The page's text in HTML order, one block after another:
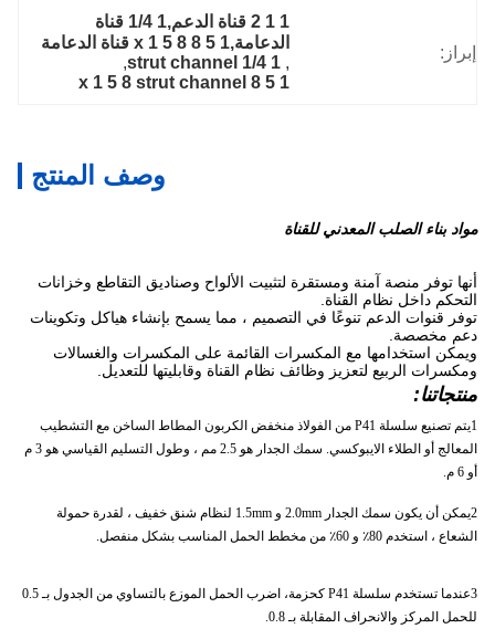
إبراز:
1 1 2 قناة الدعم,1 1/4 قناة
الدعامة,1 5 8 x 1 5 8 قناة الدعامة
,
1 1/4 strut channel
,
1 5 8 x 1 5 8 strut channel
وصف المنتج
مواد بناء الصلب المعدني للقناة
أنها توفر منصة آمنة ومستقرة لتثبيت الألواح وصناديق التقاطع وخزانات
التحكم داخل نظام القناة.
توفر قنوات الدعم تنوعًا في التصميم ، مما يسمح بإنشاء هياكل وتكوينات
دعم مخصصة.
ويمكن استخدامها مع المكسرات القائمة على المكسرات والغسالات
ومكسرات الربيع لتعزيز وظائف نظام القناة وقابليتها للتعديل.
منتجاتنا:
1يتم تصنيع سلسلة P41 من الفولاذ منخفض الكربون المطاط الساخن مع التشطيب
المعالج أو الطلاء الايبوكسي. سمك الجدار هو 2.5 مم ، وطول التسليم القياسي هو 3 م
أو 6 م.
2يمكن أن يكون سمك الجدار 2.0mm و 1.5mm لنظام شنق خفيف ، لقدرة حمولة
الشعاع ، استخدم 80٪ و 60٪ من مخطط الحمل المناسب بشكل منفصل.
3عندما تستخدم سلسلة P41 كحزمة، اضرب الحمل الموزع بالتساوي من الجدول بـ 0.5
للحمل المركز والانحراف المقابلة بـ 0.8.